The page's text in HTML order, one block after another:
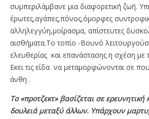
συμπεριλάμβανε μια διαφορετική ζωή.
έρωτες,αγάπες,πόνος,όμορφες
αλληλεγγύη,μοίρασμα, απίστευτες
αισθήματα.Το τοπίο -Βουνό
ελευθερίας και επανάστασης η σχέση
Εκει τις είδα να μεταμορφώνονται σε
άνθη .
Το «προτζεκτ» βασίζεται σε ερευνητική
δουλειά μεταξύ άλλων. Υπάρχουν